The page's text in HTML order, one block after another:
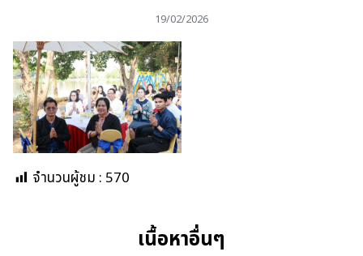
19/02/2026
จำนวนผู้ชม : 570
เนื้อหาอื่นๆ